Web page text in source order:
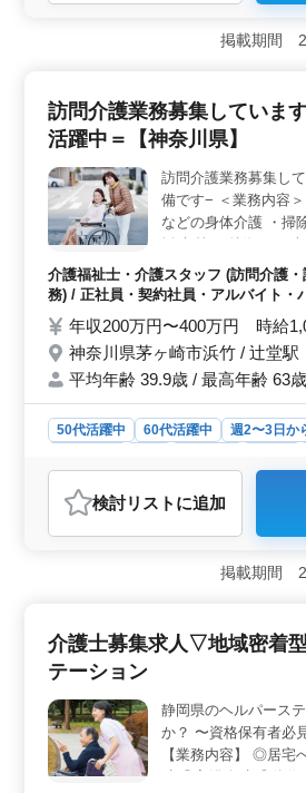
＜シニア層の活躍＞ この職場では
層が活躍中で、経験豊富な世代にも
す。長年の経験を活かし、安定した
務も可能です。完全週休2日制で、
バランスを大切にしたい方に最適
で無料駐車場があります。福利厚生
心して長期的に働ける環境が整って
掲載期間
訪問介護業務募集していま
活躍中＝【神奈川県】
訪問介護業務募集し
備です− ＜業務内容
などの身体介護 ・掃
代採用実績あり 年齢
様のご応募お待ちし
介護福祉士・介護スタッフ (訪問介護
務) / 正社員・契約社員・アルバイト・
年収200万円〜400万円 時給
神奈川県茅ヶ崎市浜竹 / 辻堂駅
平均年齢 39.9歳 / 最高年齢 63歳
50代活躍中 60代活躍中 週2〜3日か
介護福祉士・介護
おすすめポイント
＜経験重視の職場環境＞ 訪問介護
体介護（排泄、食事、入浴介助）や
い物）などの多様な業務をおまか
軟な勤務条件と通勤の利便性＞ 週3
で、土日が休日の週休2日制を採用
す。 ＜福利厚生と給与体系＞ 年
円、時給1,100円〜1,780円の給与体
康・厚生の社会保険完備で、福利厚
り、安心して長期間働ける環境です
検討リスト に追加
掲載期間
介護士募集求人▽地域密着
テーション
静岡県のヘルパース
か？ 〜資格保有者必
【業務内容】 ◎居宅
助 ◎入浴介助 ◎体位